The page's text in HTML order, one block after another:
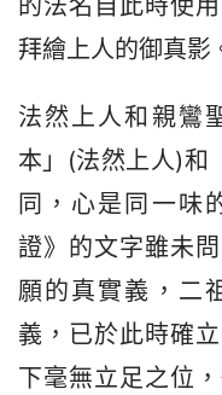
的法名自此時使
拜繪上人的御真影
法然上人和親鸞
本」(法然上人)和
同，心是同一味
證》的文字雖未
願的真實義，二
義，已於此時確
下毫無立足之位